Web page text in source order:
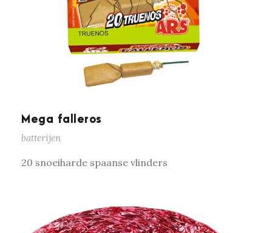
Mega falleros
batterijen
20 snoeiharde spaanse vlinders